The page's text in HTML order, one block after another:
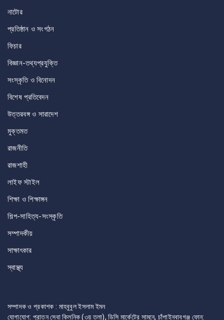
নাটোর
প্রতিষ্ঠান ও সংগঠন
ফিচার
বিজ্ঞান-তথ্যপ্রযুক্তি
সংস্কৃতি ও বিনোদন
বিশেষ প্রতিবেদন
উত্তরবঙ্গ ও সারাদেশ
মুক্তমত
রাজনীতি
রাজশাহী
লাইফ স্টাইল
শিক্ষা ও শিক্ষাঙ্গন
শিল্প-সাহিত্য-সংস্কৃতি
সম্পাদকীয়
সাক্ষাৎকার
স্বাস্থ্য
সম্পাদক ও প্রকাশক : মাহবুবুল ইসলাম ইমন
যোগাযোগ: পুরাতন সেবা ক্লিনিক (৩য় তলা), ডিসি মার্কেটের সামনে, চাঁপাইনবাবগঞ্জ ফোন: